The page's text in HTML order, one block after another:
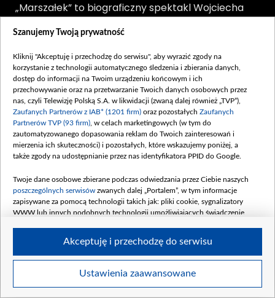
„Marszałek” to biograficzny spektakl Wojciecha
Mariusz Bonaszewski (fot. Ireneusz
Sobieszczuk/TVP)
Szanujemy Twoją prywatność
Kliknij "Akceptuję i przechodzę do serwisu", aby wyrazić zgody na
korzystanie z technologii automatycznego śledzenia i zbierania danych,
dostęp do informacji na Twoim urządzeniu końcowym i ich
przechowywanie oraz na przetwarzanie Twoich danych osobowych przez
nas, czyli Telewizję Polską S.A. w likwidacji (zwaną dalej również „TVP”),
Zaufanych Partnerów z IAB* (1201 firm) oraz pozostałych Zaufanych
Partnerów TVP (93 firm) , w celach marketingowych (w tym do
zautomatyzowanego dopasowania reklam do Twoich zainteresowań i
mierzenia ich skuteczności) i pozostałych, które wskazujemy poniżej, a
także zgody na udostępnianie przez nas identyfikatora PPID do Google.
Twoje dane osobowe zbierane podczas odwiedzania przez Ciebie naszych
poszczególnych serwisów zwanych dalej „Portalem”, w tym informacje
zapisywane za pomocą technologii takich jak: pliki cookie, sygnalizatory
WWW lub innych podobnych technologii umożliwiających świadczenie
Twoje dane osobowe zbierane podczas odwiedzania przez Ciebie
Ustawienia zaawansowane
Akceptuję i przechodzę do serwisu